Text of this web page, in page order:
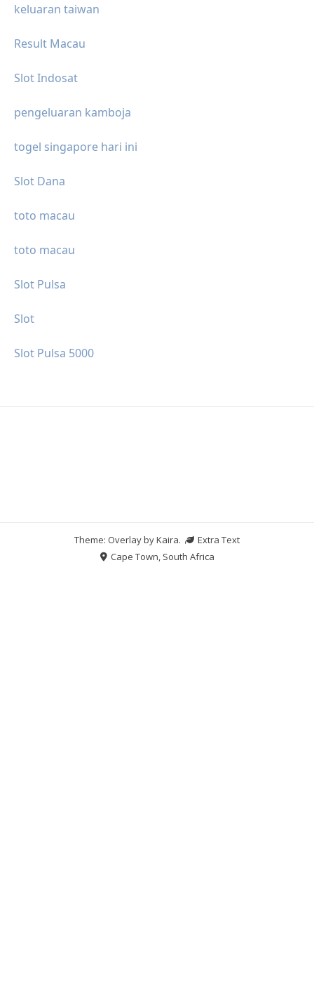
keluaran taiwan
Result Macau
Slot Indosat
pengeluaran kamboja
togel singapore hari ini
Slot Dana
toto macau
toto macau
Slot Pulsa
Slot
Slot Pulsa 5000
Theme: Overlay byKaira.
Extra Text
Cape Town, South Africa